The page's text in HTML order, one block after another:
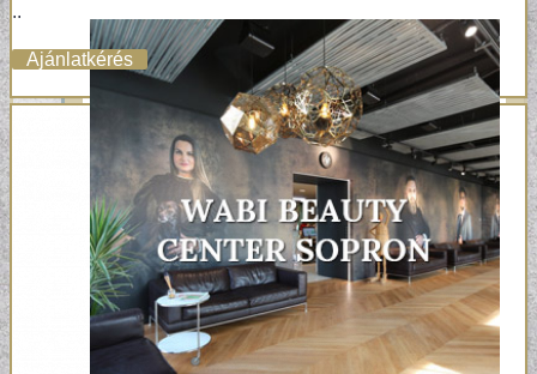
..
Ajánlatkérés